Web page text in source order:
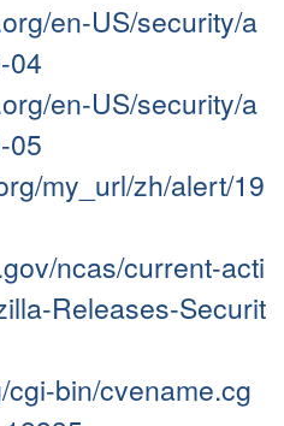
en-US/security/a
04
en-US/security/a
05
my_url/zh/alert/19
ncas/current-acti
Releases-Securit
bin/cvename.cg